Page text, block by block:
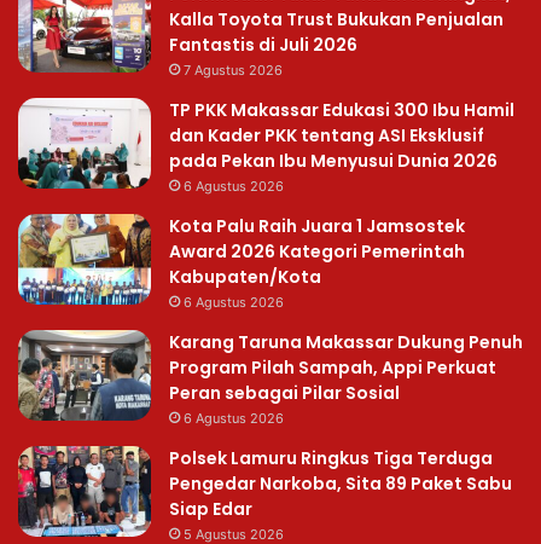
Kalla Toyota Trust Bukukan Penjualan
Fantastis di Juli 2026
7 Agustus 2026
TP PKK Makassar Edukasi 300 Ibu Hamil
dan Kader PKK tentang ASI Eksklusif
pada Pekan Ibu Menyusui Dunia 2026
6 Agustus 2026
Kota Palu Raih Juara 1 Jamsostek
Award 2026 Kategori Pemerintah
Kabupaten/Kota
6 Agustus 2026
Karang Taruna Makassar Dukung Penuh
Program Pilah Sampah, Appi Perkuat
Peran sebagai Pilar Sosial
6 Agustus 2026
Polsek Lamuru Ringkus Tiga Terduga
Pengedar Narkoba, Sita 89 Paket Sabu
Siap Edar
5 Agustus 2026